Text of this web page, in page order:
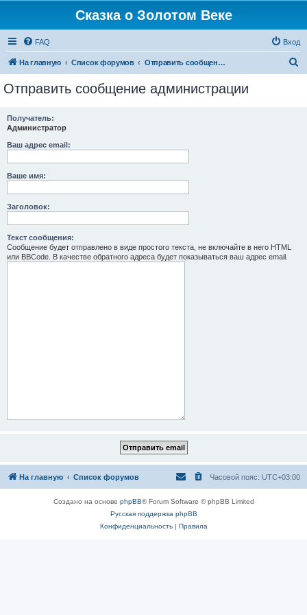
Сказка о Золотом Веке
FAQ Вход
На главную Список форумов Отправить сообщение администрации
Отправить сообщение администрации
Получатель:
Администратор
Ваш адрес email:
Ваше имя:
Заголовок:
Текст сообщения:
Сообщение будет отправлено в виде простого текста, не включайте в него HTML
или BBCode. В качестве обратного адреса будет показываться ваш адрес email.
На главную Список форумов Часовой пояс: UTC+03:00
Создано на основе phpBB® Forum Software © phpBB Limited
Русская поддержка phpBB
Конфиденциальность| Правила